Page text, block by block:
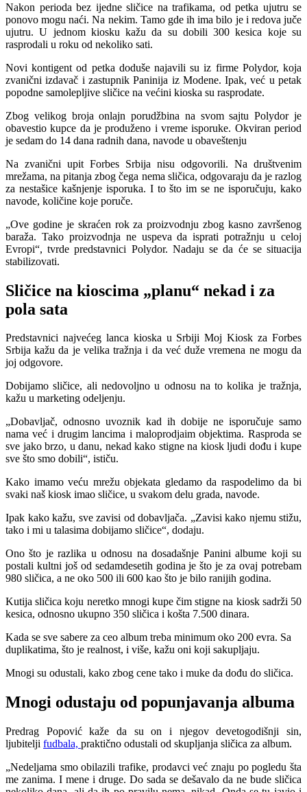
Nakon perioda bez ijedne sličice na trafikama, od petka ujutru se
ponovo mogu naći. Na nekim. Tamo gde ih ima bilo je i redova juče
ujutru. U jednom kiosku kažu da su dobili 300 kesica koje su
rasprodali u roku od nekoliko sati.
Novi kontigent od petka doduše najavili su iz firme Polydor, koja
zvanični izdavač i zastupnik Paninija iz Modene. Ipak, već u petak
popodne samolepljive sličice na većini kioska su rasprodate.
Zbog velikog broja onlajn porudžbina na svom sajtu Polydor je
obavestio kupce da je produženo i vreme isporuke. Okviran period
je sedam do 14 dana radnih dana, navode u obaveštenju
Na zvanični upit Forbes Srbija nisu odgovorili. Na društvenim
mrežama, na pitanja zbog čega nema sličica, odgovaraju da je razlog
za nestašice kašnjenje isporuka. I to što im se ne isporučuju, kako
navode, količine koje poruče.
„Ove godine je skraćen rok za proizvodnju zbog kasno završenog
baraža. Tako proizvodnja ne uspeva da isprati potražnju u celoj
Evropi“, tvrde predstavnici Polydor. Nadaju se da će se situacija
stabilizovati.
Sličice na kioscima „planu“ nekad i za
pola sata
Predstavnici najvećeg lanca kioska u Srbiji Moj Kiosk za Forbes
Srbija kažu da je velika tražnja i da već duže vremena ne mogu da
joj odgovore.
Dobijamo sličice, ali nedovoljno u odnosu na to kolika je tražnja,
kažu u marketing odeljenju.
„Dobavljač, odnosno uvoznik kad ih dobije ne isporučuje samo
nama već i drugim lancima i maloprodjaim objektima. Rasproda se
sve jako brzo, u danu, nekad kako stigne na kiosk ljudi dođu i kupe
sve što smo dobili“, ističu.
Kako imamo veću mrežu objekata gledamo da raspodelimo da bi
svaki naš kiosk imao sličice, u svakom delu grada, navode.
Ipak kako kažu, sve zavisi od dobavljača. „Zavisi kako njemu stižu,
tako i mi u talasima dobijamo sličice“, dodaju.
Ono što je razlika u odnosu na dosadašnje Panini albume koji su
postali kultni još od sedamdesetih godina je što je za ovaj potrebam
980 sličica, a ne oko 500 ili 600 kao što je bilo ranijih godina.
Kutija sličica koju neretko mnogi kupe čim stigne na kiosk sadrži 50
kesica, odnosno ukupno 350 sličica i košta 7.500 dinara.
Kada se sve sabere za ceo album treba minimum oko 200 evra. Sa
duplikatima, što je realnost, i više, kažu oni koji sakupljaju.
Mnogi su odustali, kako zbog cene tako i muke da dođu do sličica.
Mnogi odustaju od popunjavanja albuma
Predrag Popović kaže da su on i njegov devetogodišnji sin,
ljubitelji fudbala, praktično odustali od skupljanja sličica za album.
„Nedeljama smo obilazili trafike, prodavci već znaju po pogledu šta
me zanima. I mene i druge. Do sada se dešavalo da ne bude sličica